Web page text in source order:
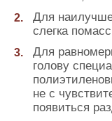
Для
слегка
Для
голову
не с
появиться